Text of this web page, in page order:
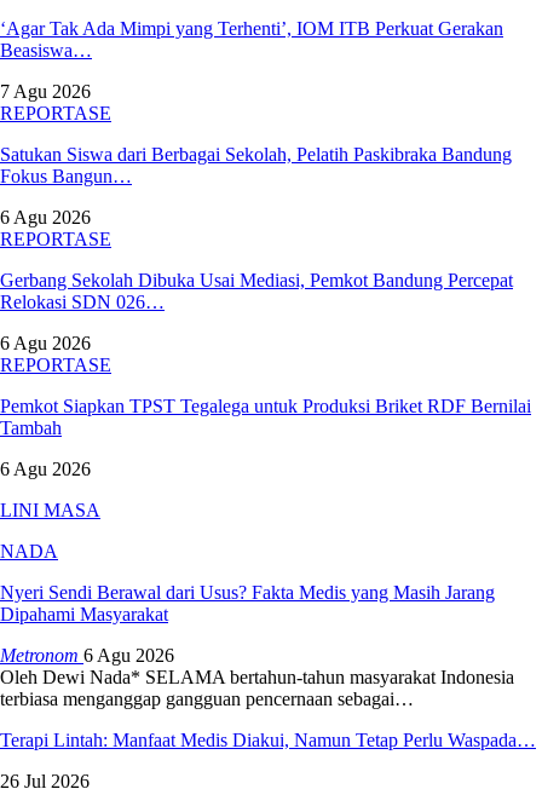
‘Agar Tak Ada Mimpi yang Terhenti’, IOM ITB Perkuat Gerakan
Beasiswa…
7 Agu 2026
REPORTASE
Satukan Siswa dari Berbagai Sekolah, Pelatih Paskibraka Bandung
Fokus Bangun…
6 Agu 2026
REPORTASE
Gerbang Sekolah Dibuka Usai Mediasi, Pemkot Bandung Percepat
Relokasi SDN 026…
6 Agu 2026
REPORTASE
Pemkot Siapkan TPST Tegalega untuk Produksi Briket RDF Bernilai
Tambah
6 Agu 2026
LINI MASA
NADA
Nyeri Sendi Berawal dari Usus? Fakta Medis yang Masih Jarang
Dipahami Masyarakat
Metronom 6 Agu 2026
Oleh Dewi Nada* SELAMA bertahun-tahun masyarakat Indonesia
terbiasa menganggap gangguan pencernaan sebagai…
Terapi Lintah: Manfaat Medis Diakui, Namun Tetap Perlu Waspada…
26 Jul 2026